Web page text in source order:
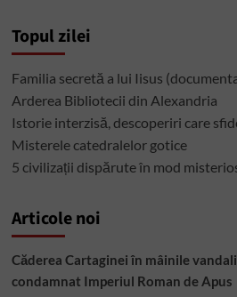
Topul zilei
Familia secretă a lui Iisus
Arderea Bibliotecii din Alexandria
Istorie interzisă, descoperiri care
Misterele catedralelor gotice
5 civilizații dispărute în mod
Articole noi
Căderea Cartaginei în mâinile
condamnat Imperiul Roman de Apus